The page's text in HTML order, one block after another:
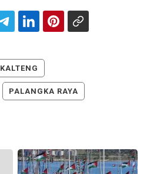
KALTENG
PALANGKA RAYA